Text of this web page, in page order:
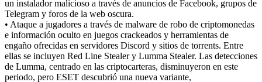
un instalador malicioso a través de anuncios de Facebook, grupos de
Telegram y foros de la web oscura.
• Ataque a jugadores a través de malware de robo de criptomonedas
e información oculto en juegos crackeados y herramientas de
engaño ofrecidas en servidores Discord y sitios de torrents. Entre
ellas se incluyen Red Line Stealer y Lumma Stealer. Las detecciones
de Lumma, centrado en las criptocarteras, disminuyeron en este
periodo, pero ESET descubrió una nueva variante,